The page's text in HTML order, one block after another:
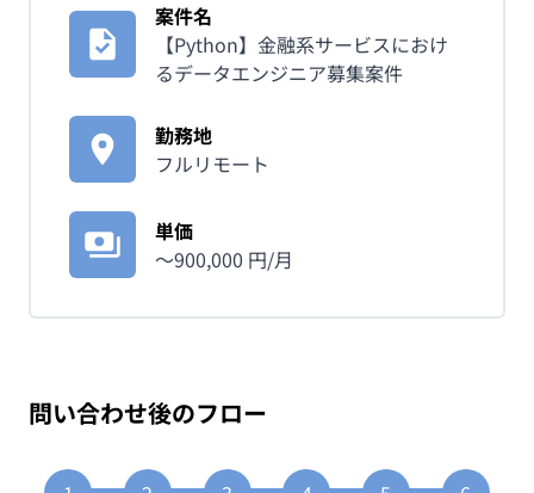
案件名
【Python】金融系サービスにおけ
るデータエンジニア募集案件
勤務地
フルリモート
単価
〜900,000 円/月
問い合わせ後のフロー